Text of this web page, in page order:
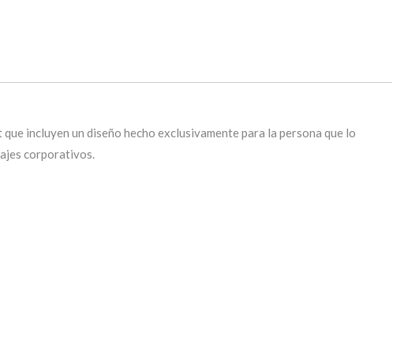
incluyen un diseño hecho exclusivamente para la persona que lo
corporativos.